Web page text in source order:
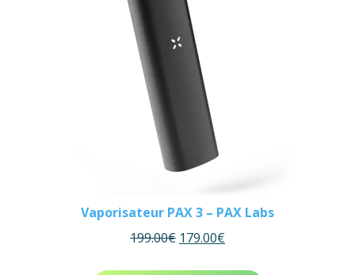
Vaporisateur PAX 3 – PAX Labs
199.00€ 179.00€